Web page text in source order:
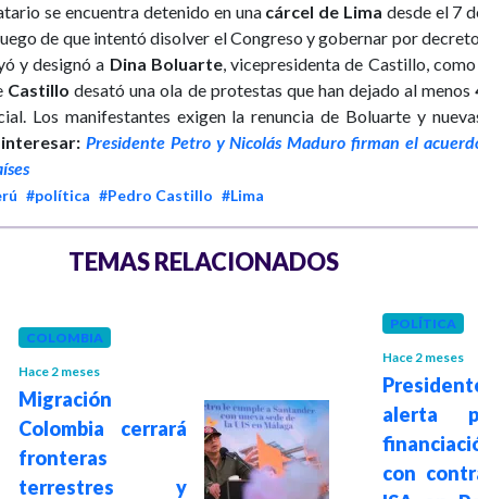
se encuentra detenido en una cárcel de Lima desde el 7
de que intentó disolver el Congreso y gobernar por
y designó a Dina Boluarte, vicepresidenta de Castillo,
Castillo desató una ola de protestas que han dejado al menos
Los manifestantes exigen la renuncia de Boluarte y
Presidente Petro y Nicolás Maduro firman el
#política #Pedro Castillo #Lima
TEMAS RELACIONADOS
COLOMBIA
Hace 2 meses
Migración
Colombia cerrará
fronteras
terrestres y
POLÍTICA
Hace 2 meses
alerta
con